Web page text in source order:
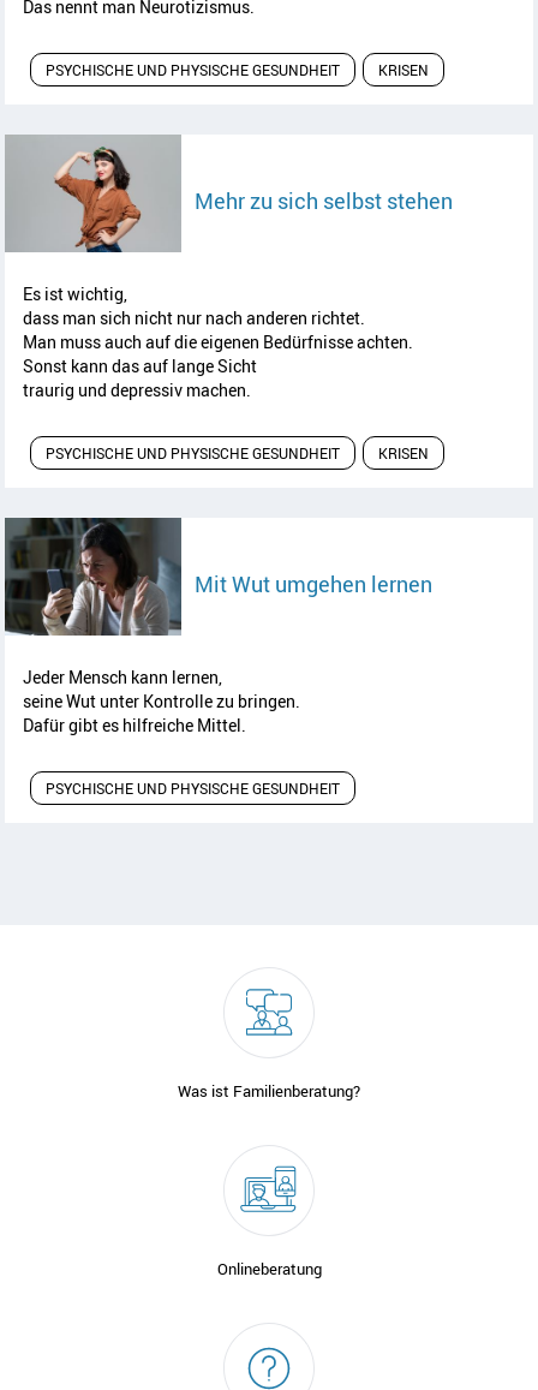
Das nennt man Neurotizismus.
PSYCHISCHE UND PHYSISCHE GESUNDHEIT KRISEN
Mehr zu sich selbst stehenArtikel
Es ist wichtig,
dass man sich nicht nur nach anderen richtet.
Man muss auch auf die eigenen Bedürfnisse achten.
Sonst kann das auf lange Sicht
traurig und depressiv machen.
PSYCHISCHE UND PHYSISCHE GESUNDHEIT KRISEN
Mit Wut umgehen lernenArtikel
Jeder Mensch kann lernen,
seine Wut unter Kontrolle zu bringen.
Dafür gibt es hilfreiche Mittel.
PSYCHISCHE UND PHYSISCHE GESUNDHEIT
Was ist Familienberatung?
Onlineberatung